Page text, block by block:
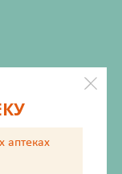
аптеках